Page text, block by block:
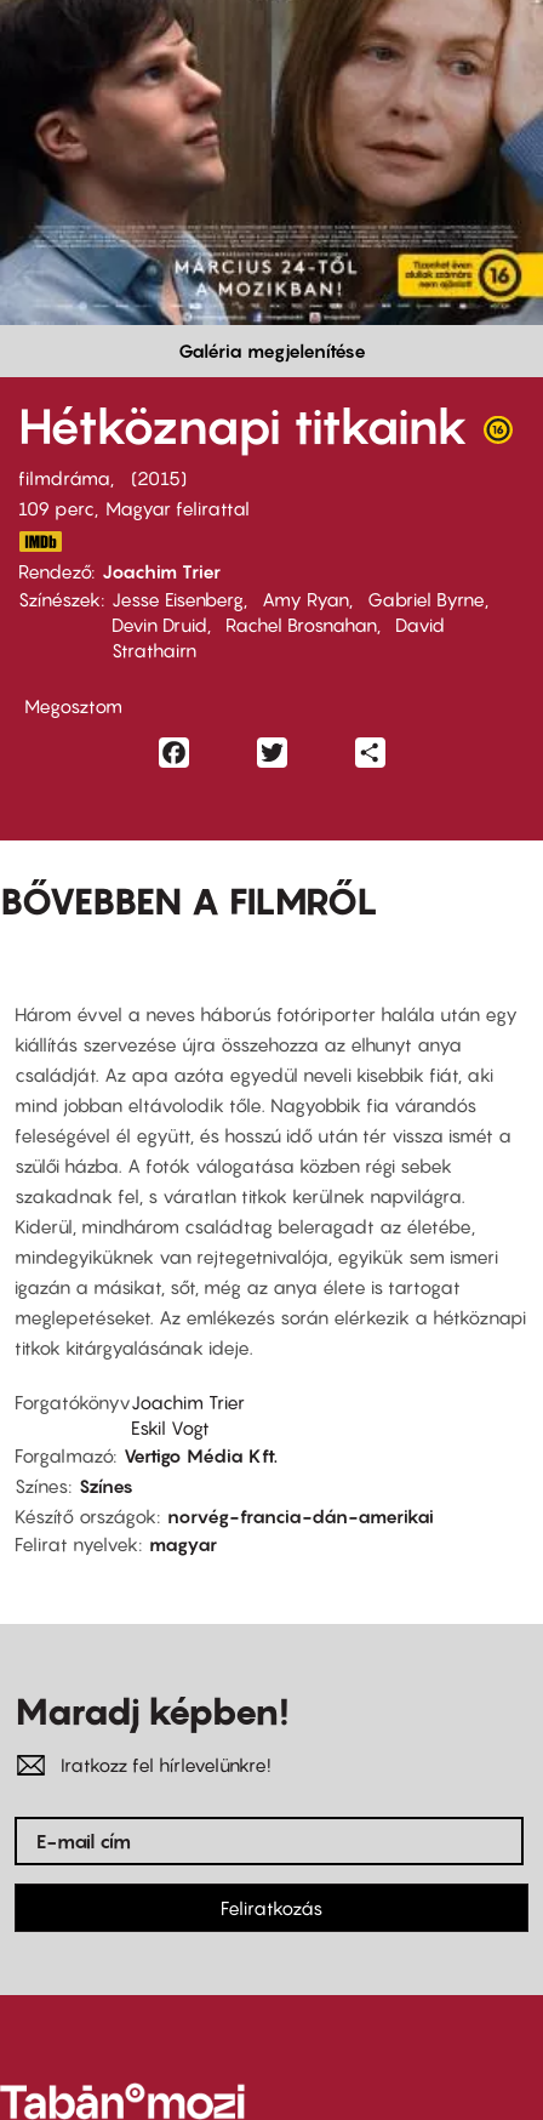
Galéria megjelenítése
Hétköznapi titkaink
filmdráma
2015
109 perc,
Magyar felirattal
Rendező Joachim Trier
Színészek
Jesse Eisenberg Amy Ryan
Gabriel Byrne
Devin Druid
Rachel Brosnahan
David
Strathairn
Megosztom
Facebook
BŐVEBBEN A FILMRŐL
Három évvel a neves háborús fotóriporter halála után egy
kiállítás szervezése újra összehozza az elhunyt anya
családját. Az apa azóta egyedül neveli kisebbik fiát, aki
mind jobban eltávolodik tőle. Nagyobbik fia várandós
feleségével él együtt, és hosszú idő után tér vissza ismét a
szülői házba. A fotók válogatása közben régi sebek
szakadnak fel, s váratlan titkok kerülnek napvilágra.
Kiderül, mindhárom családtag beleragadt az életébe,
mindegyiküknek van rejtegetnivalója, egyikük sem ismeri
igazán a másikat, sőt, még az anya élete is tartogat
meglepetéseket. Az emlékezés során elérkezik a hétköznapi
titkok kitárgyalásának ideje.
ForgatókönyvJoachim Trier
Eskil Vogt
Forgalmazó Vertigo Média Kft.
Színes Színes
Készítő országok
norvég-francia-dán-amerikai
Felirat nyelvek
magyar
Maradj képben!
Iratkozz fel hírlevelünkre!
Feliratkozás